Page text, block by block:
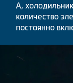
A,
количество
постоянно